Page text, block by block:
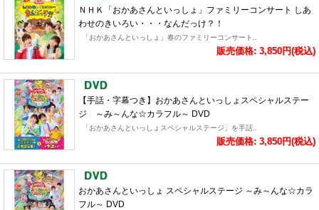
ＮＨＫ「おかあさんといっしょ」ファミリーコンサート しあ
わせのきいろい・・・なんだっけ？！
「おかあさんといっしょ」春のファミリーコンサート..
販売価格: 3,850円(税込)
【手話・字幕つき】おかあさんといっしょスペシャルステー
ジ ～み～んな☆カラフル～ DVD
「おかあさんといっしょスペシャルステージ」を手話..
販売価格: 3,850円(税込)
おかあさんといっしょ スペシャルステージ ～み～んな☆カラ
フル～ DVD